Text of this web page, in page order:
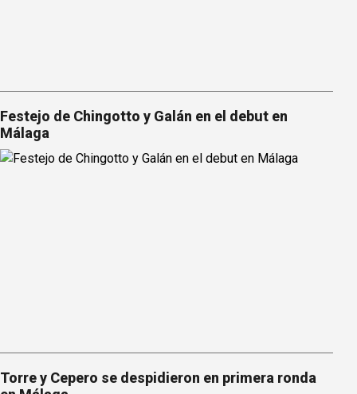
Festejo de Chingotto y Galán en el debut en
Málaga
Torre y Cepero se despidieron en primera ronda